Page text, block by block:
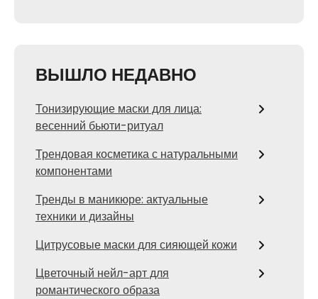
ВЫШЛО НЕДАВНО
Тонизирующие маски для лица:
весенний бьюти-ритуал
Трендовая косметика с натуральными
компонентами
Тренды в маникюре: актуальные
техники и дизайны
Цитрусовые маски для сияющей кожи
Цветочный нейл-арт для
романтического образа